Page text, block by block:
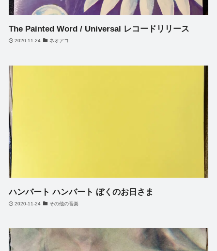
The Painted Word / Universal レコードリリース
2020-11-24 ネオアコ
ハンバート ハンバート ぼくのお日さま
2020-11-24 その他の音楽